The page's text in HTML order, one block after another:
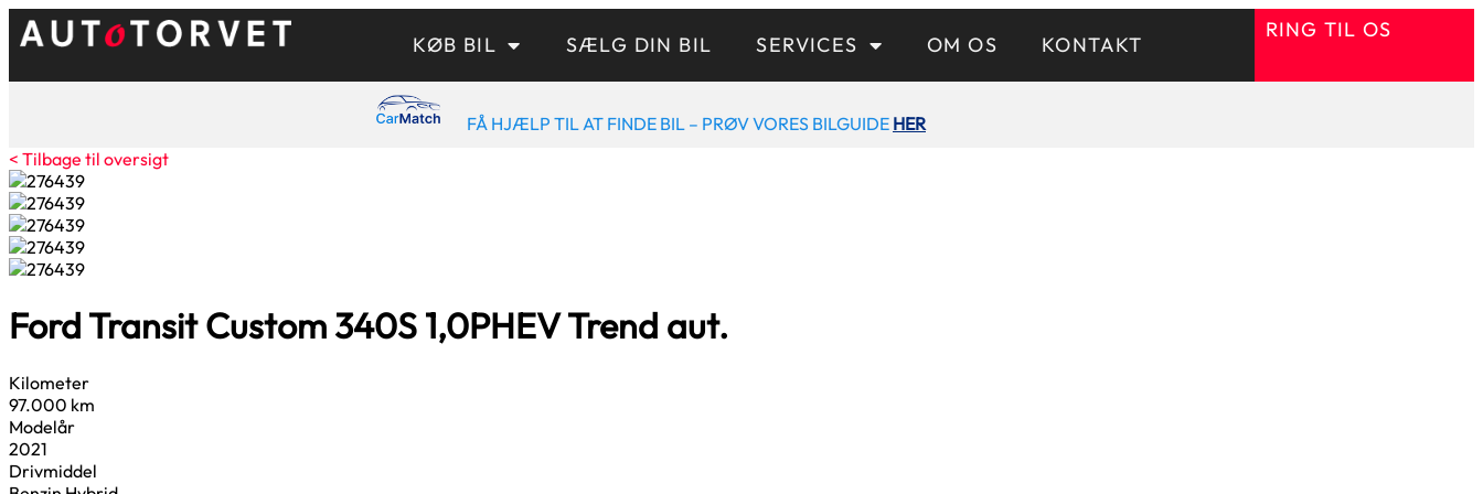
KØB BIL SÆLG DIN BIL SERVICES OM OS KONTAKT
RING TIL OS
FÅ HJÆLP TIL AT FINDE BIL – PRØV VORES BILGUIDE HER
< Tilbage til oversigt
Ford Transit Custom 340S 1,0PHEV Trend aut.
Kilometer
97.000 km
Modelår
2021
Drivmiddel